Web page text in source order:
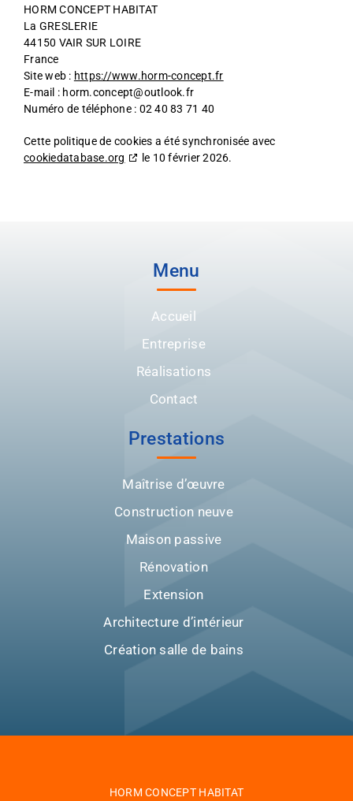
HORM CONCEPT HABITAT
La GRESLERIE
44150 VAIR SUR LOIRE
France
Site web : https://www.horm-concept.fr
E-mail : horm.concept@outlook.fr
Numéro de téléphone : 02 40 83 71 40
Cette politique de cookies a été synchronisée avec
cookiedatabase.org
le 10 février 2026.
Menu
Accueil
Entreprise
Réalisations
Contact
Prestations
Maîtrise d’œuvre
Construction neuve
Maison passive
Rénovation
Extension
Architecture d’intérieur
Création salle de bains
HORM CONCEPT HABITAT